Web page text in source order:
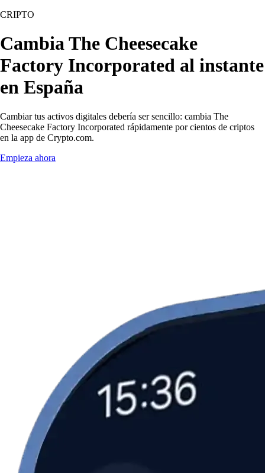
CRIPTO
Cambia The Cheesecake
Factory Incorporated al instante
en España
Cambiar tus activos digitales debería ser sencillo: cambia The
Cheesecake Factory Incorporated rápidamente por cientos de criptos
en la app de Crypto.com.
Empieza ahora